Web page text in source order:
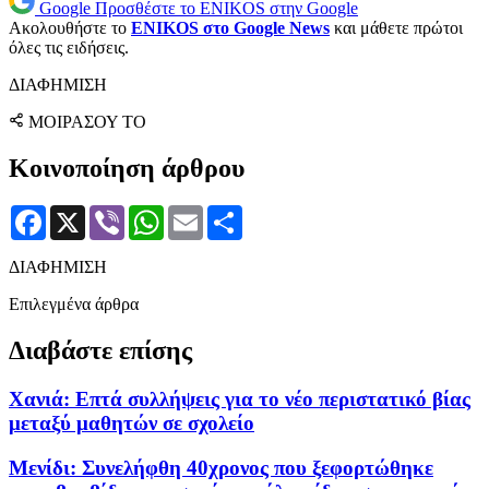
Google Προσθέστε το ENIKOS στην Google
Ακολουθήστε το ENIKOS στο Google News και μάθετε πρώτοι
όλες τις ειδήσεις.
ΔΙΑΦΗΜΙΣΗ
ΜΟΙΡΑΣΟΥ ΤΟ
Κοινοποίηση άρθρου
Facebook
X Viber WhatsApp
Email
ΔΙΑΦΗΜΙΣΗ
Επιλεγμένα άρθρα
Διαβάστε επίσης
Χανιά: Επτά συλλήψεις για το νέο περιστατικό βίας
μεταξύ μαθητών σε σχολείο
Μενίδι: Συνελήφθη 40χρονος που ξεφορτώθηκε